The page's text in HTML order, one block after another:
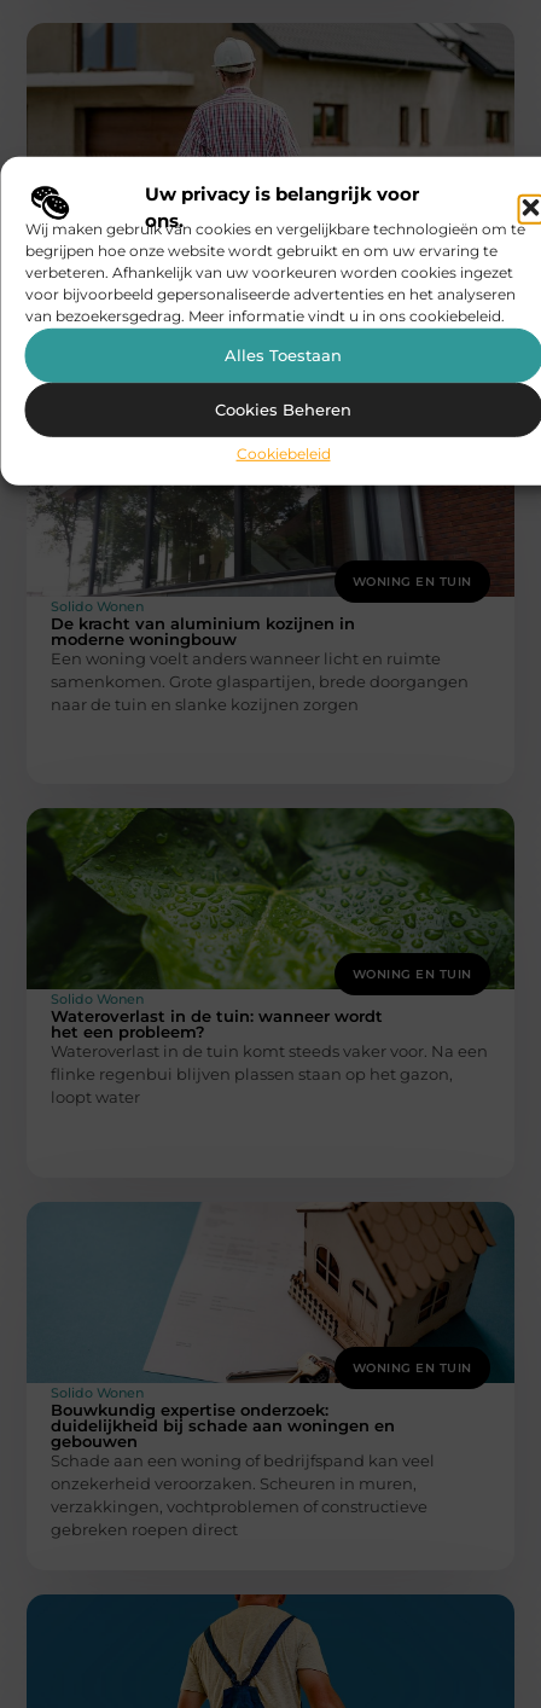
Uw privacy is belangrijk voor
ons.
Wij maken gebruik van cookies en vergelijkbare technologieën om te
begrijpen hoe onze website wordt gebruikt en om uw ervaring te
verbeteren. Afhankelijk van uw voorkeuren worden cookies ingezet
voor bijvoorbeeld gepersonaliseerde advertenties en het analyseren
van bezoekersgedrag. Meer informatie vindt u in ons cookiebeleid.
Alles Toestaan
Cookies Beheren
Cookiebeleid
WONING EN TUIN
Solido Wonen
Prefab houtskeletbouw laten bouwen
door VG Loghouses
De bouwsector verandert snel en steeds meer mensen
kiezen voor efficiënte en duurzame bouwmethoden.
Prefab oplossingen winnen daarbij aan populariteit,
WONING EN TUIN
Solido Wonen
De kracht van aluminium kozijnen in
moderne woningbouw
Een woning voelt anders wanneer licht en ruimte
samenkomen. Grote glaspartijen, brede doorgangen
naar de tuin en slanke kozijnen zorgen
WONING EN TUIN
Solido Wonen
Wateroverlast in de tuin: wanneer wordt
het een probleem?
Wateroverlast in de tuin komt steeds vaker voor. Na een
flinke regenbui blijven plassen staan op het gazon,
loopt water
WONING EN TUIN
Solido Wonen
Bouwkundig expertise onderzoek:
duidelijkheid bij schade aan woningen en
gebouwen
Schade aan een woning of bedrijfspand kan veel
onzekerheid veroorzaken. Scheuren in muren,
verzakkingen, vochtproblemen of constructieve
gebreken roepen direct